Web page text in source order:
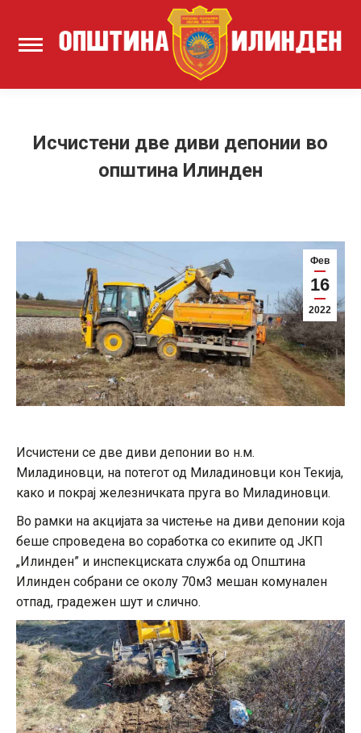
Исчистени две диви депонии во
општина Илинден
Фев
16
2022
Исчистени се две диви депонии во н.м.
Миладиновци, на потегот од Миладиновци кон Текија,
како и покрај железничката пруга во Миладиновци.
Во рамки на акцијата за чистење на диви депонии која
беше спроведена во соработка со екипите од ЈКП
„Илинден” и инспекциската служба од Општина
Илинден собрани се околу 70м3 мешан комунален
отпад, градежен шут и слично.